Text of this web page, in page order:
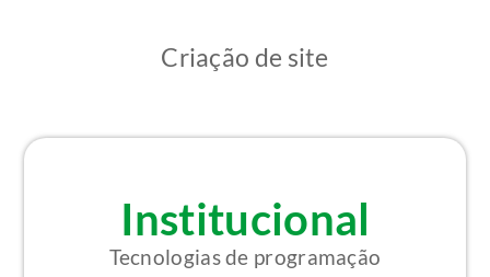
Criação de site
Institucional
Tecnologias de programação